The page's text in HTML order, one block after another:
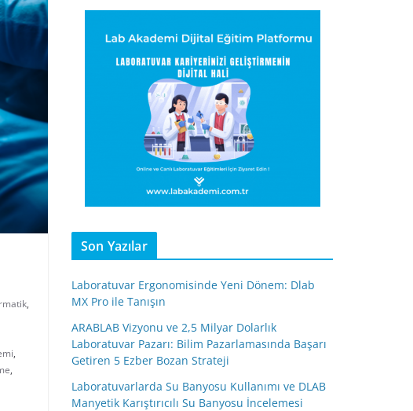
,
,
,
Son Yazılar
Laboratuvar Ergonomisinde Yeni Dönem: Dlab
MX Pro ile Tanışın
ARABLAB Vizyonu ve 2,5 Milyar Dolarlık
Laboratuvar Pazarı: Bilim Pazarlamasında Başarı
Getiren 5 Ezber Bozan Strateji
Laboratuvarlarda Su Banyosu Kullanımı ve DLAB
Manyetik Karıştırıcılı Su Banyosu İncelemesi